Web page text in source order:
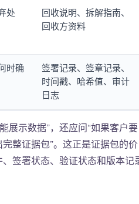
处
回收说明、拆解指南、
回收方资料
时确
签署记录、签章记录、
时间戳、哈希值、审计
日志
展示数据”，还应问“如果客户要
整证据包”。这正是证据包的价
签署状态、验证状态和版本记